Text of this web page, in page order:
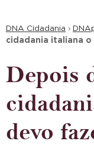
DNA Cidadania ›
cidadania italiana o
Depois
devo